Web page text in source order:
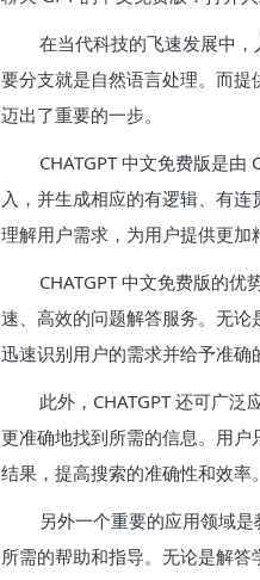
在当代科技的飞速发展中
要分支就是自然语言处理。而提
迈出了重要的一步。
CHATGPT 中文免费版是
入，并生成相应的有逻辑、有连
理解用户需求，为用户提供更加
CHATGPT 中文免费版的
速、高效的问题解答服务。无论
迅速识别用户的需求并给予准确
此外，CHATGPT 还可广
更准确地找到所需的信息。用户
结果，提高搜索的准确性和效率。
另外一个重要的应用领域
所需的帮助和指导。无论是解答